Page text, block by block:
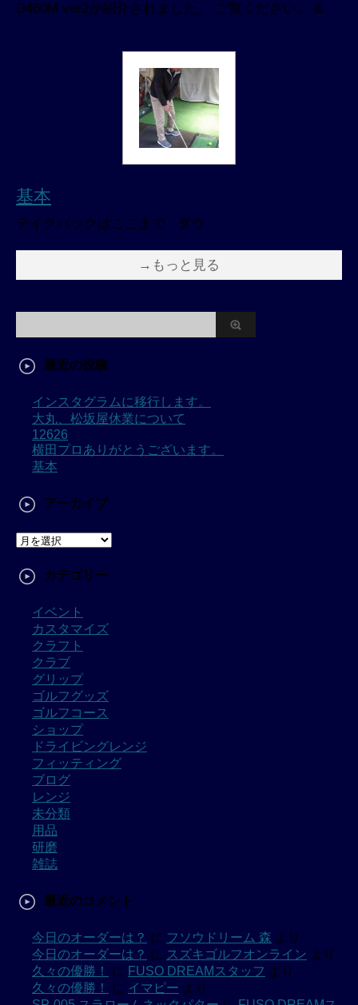
D460M ver2が紹介されました。 ご覧ください。 &
基本
テイクバックはここまで ダウ
→もっと見る
最近の投稿
インスタグラムに移行します。
大丸、松坂屋休業について
12626
横田プロありがとうございます。
基本
アーカイブ
カテゴリー
イベント
カスタマイズ
クラフト
クラブ
グリップ
ゴルフグッズ
ゴルフコース
ショップ
ドライビングレンジ
フィッティング
ブログ
レンジ
未分類
用品
研磨
雑誌
最近のコメント
今日のオーダーは？ に フソウドリーム 森 より
今日のオーダーは？ に スズキゴルフオンライン より
久々の優勝！
に FUSO DREAMスタッフ より
久々の優勝！
に イマピー より